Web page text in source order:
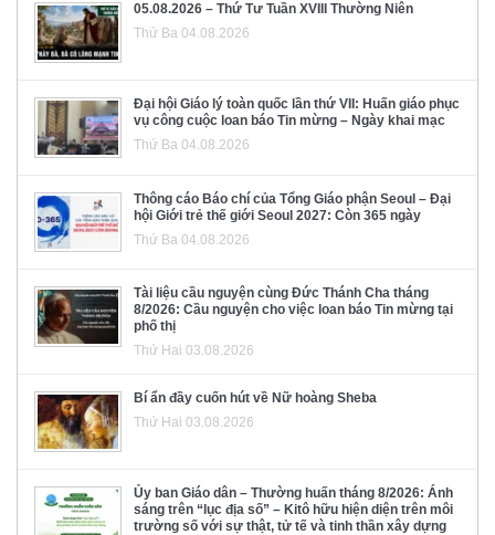
05.08.2026 – Thứ Tư Tuần XVIII Thường Niên
Thứ Ba 04.08.2026
Đại hội Giáo lý toàn quốc lần thứ VII: Huấn giáo phục
vụ công cuộc loan báo Tin mừng – Ngày khai mạc
Thứ Ba 04.08.2026
Thông cáo Báo chí của Tổng Giáo phận Seoul – Đại
hội Giới trẻ thế giới Seoul 2027: Còn 365 ngày
Thứ Ba 04.08.2026
Tài liệu cầu nguyện cùng Đức Thánh Cha tháng
8/2026: Cầu nguyện cho việc loan báo Tin mừng tại
phố thị
Thứ Hai 03.08.2026
Bí ẩn đầy cuốn hút về Nữ hoàng Sheba
Thứ Hai 03.08.2026
Ủy ban Giáo dân – Thường huấn tháng 8/2026: Ánh
sáng trên “lục địa số” – Kitô hữu hiện diện trên môi
trường số với sự thật, tử tế và tinh thần xây dựng